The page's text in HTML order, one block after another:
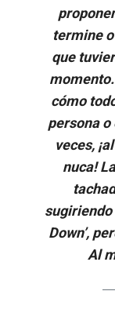
termine
que
momento.
cómo
persona o
veces,
nuca!
sugiriendo
Down’,
Al